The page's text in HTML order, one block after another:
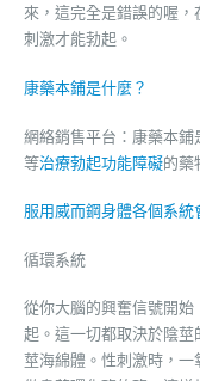
來，這完全是錯誤的喔
刺激才能勃起。
康藥本鋪是什麼？
網絡銷售平台：康藥本
等治療勃起功能障礙的藥
服用威而鋼身體各個系統
循環系統
從你大腦的興奮信號開
起。這一切都取決於陰
莖海綿體。性刺激時，一